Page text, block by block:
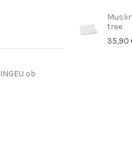
ob
tree
35,90